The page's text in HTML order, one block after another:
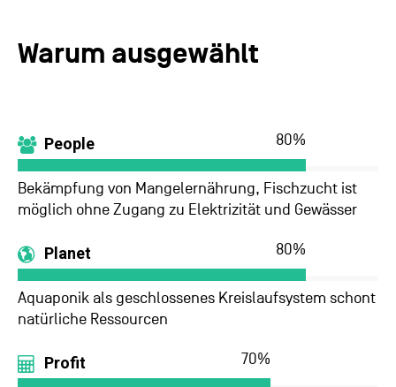
Warum ausgewählt
People 80%
Bekämpfung von Mangelernährung, Fischzucht ist
möglich ohne Zugang zu Elektrizität und Gewässer
Planet 80%
Aquaponik als geschlossenes Kreislaufsystem schont
natürliche Ressourcen
Profit 70%